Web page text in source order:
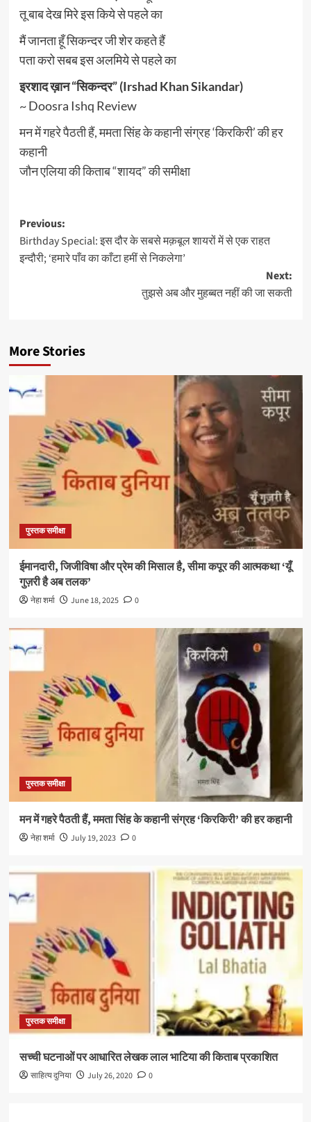
तू बाब देख मिरे इस किये से पहले का
मैं जानता हूँ सिकन्दर जी शेर कहते हैं
पता करो सबब इस अलमिये से पहले का
इरशाद ख़ान “सिकन्दर” (Irshad Khan Sikandar)
~ Doosra Ishq Review
मन में गहरे पैठती हैं, ममता सिंह के कहानी संग्रह ‘किरकिरी’ की हर
कहानी
जौन एलिया की किताब “शायद” की समीक्षा
Post
navigation
Previous:
Birthday Special: इस दौर के सबसे मक़बूल शायरों में से एक राहत
इन्दौरी; ‘हमारे पाँव का काँटा हमीं से निकलेगा’
Next:
तुझसे अब और मुहब्बत नहीं की जा सकती
More Stories
पुस्तक समीक्षा
ईमानदारी, जिजीविषा और प्रेम की मिसाल है, सीमा कपूर की आत्मकथा ‘यूँ
गुज़री है अब तलक’
नेहा शर्मा June 18, 2025 0
पुस्तक समीक्षा
मन में गहरे पैठती हैं, ममता सिंह के कहानी संग्रह ‘किरकिरी’ की हर कहानी
नेहा शर्मा July 19, 2023 0
पुस्तक समीक्षा
सच्ची घटनाओं पर आधारित लेखक लाल भाटिया की किताब प्रकाशित
साहित्य दुनिया July 26, 2020 0